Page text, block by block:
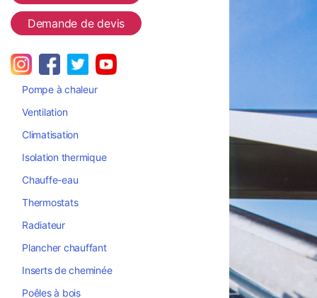
Demande de devis
Pompe à chaleur
Ventilation
Climatisation
Isolation thermique
Chauffe-eau
Thermostats
Radiateur
Plancher chauffant
Inserts de cheminée
Poêles à bois